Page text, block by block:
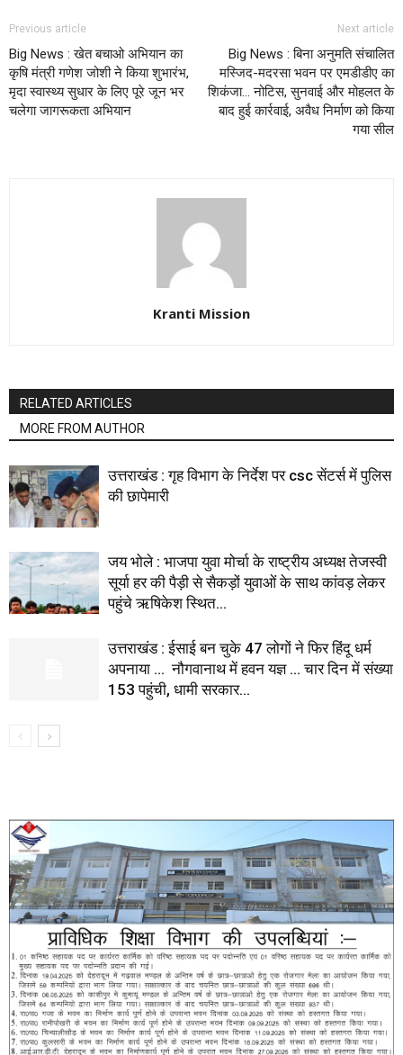
Previous article
Big News : खेत बचाओ अभियान का
कृषि मंत्री गणेश जोशी ने किया शुभारंभ,
मृदा स्वास्थ्य सुधार के लिए पूरे जून भर
चलेगा जागरूकता अभियान
Next article
Big News : बिना अनुमति संचालित
मस्जिद-मदरसा भवन पर एमडीडीए का
शिकंजा… नोटिस, सुनवाई और मोहलत के
बाद हुई कार्रवाई, अवैध निर्माण को किया
गया सील
Kranti Mission
RELATED ARTICLES
MORE FROM AUTHOR
उत्तराखंड : गृह विभाग के निर्देश पर csc सेंटर्स में पुलिस
की छापेमारी
जय भोले : भाजपा युवा मोर्चा के राष्ट्रीय अध्यक्ष तेजस्वी
सूर्या हर की पैड़ी से सैकड़ों युवाओं के साथ कांवड़ लेकर
पहुंचे ऋषिकेश स्थित...
उत्तराखंड : ईसाई बन चुके 47 लोगों ने फिर हिंदू धर्म
अपनाया … नौगवानाथ में हवन यज्ञ … चार दिन में संख्या
153 पहुंची, धामी सरकार...